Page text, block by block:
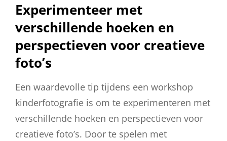
Experimenteer met
verschillende hoeken en
perspectieven voor creatieve
foto’s
Een waardevolle tip tijdens een workshop
kinderfotografie is om te experimenteren met
verschillende hoeken en perspectieven voor
creatieve foto’s. Door te spelen met